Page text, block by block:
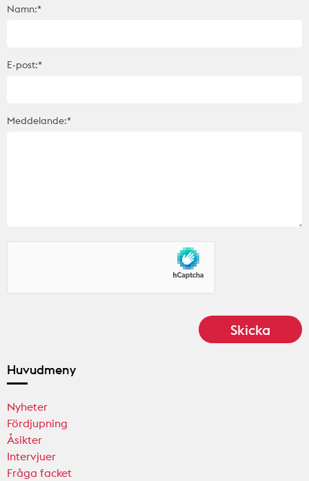
Namn:*
E-post:*
Meddelande:*
Huvudmeny
Nyheter
Fördjupning
Åsikter
Intervjuer
Fråga facket